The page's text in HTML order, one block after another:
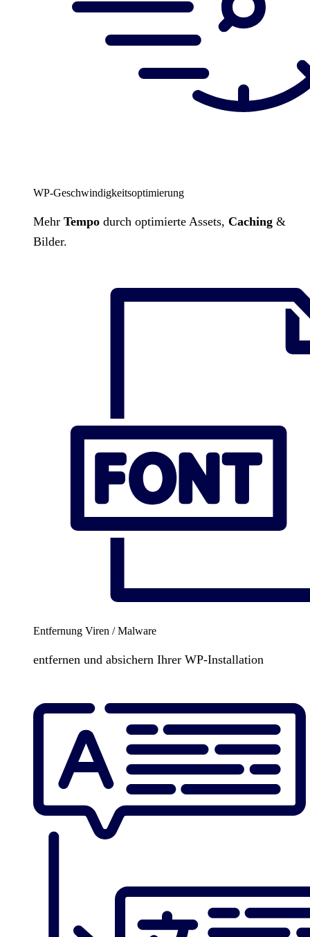
WP-Geschwindigkeitsoptimierung
Mehr Tempo durch optimierte Assets, Caching &
Bilder.
Entfernung Viren / Malware
entfernen und absichern Ihrer WP-Installation